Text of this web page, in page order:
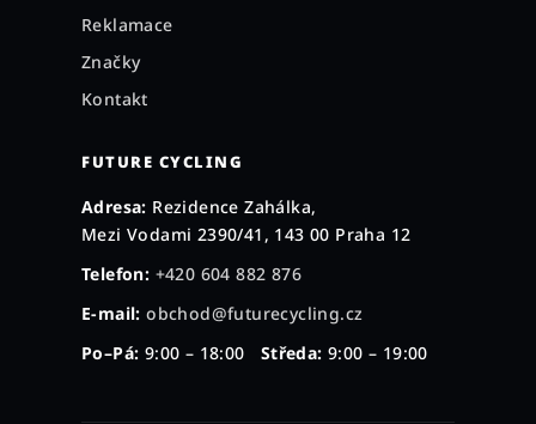
Reklamace
Značky
Kontakt
FUTURE CYCLING
Adresa: Rezidence Zahálka,
Mezi Vodami 2390/41, 143 00 Praha 12
Telefon: +420 604 882 876
E-mail: obchod@futurecycling.cz
Po–Pá: 9:00 – 18:00 Středa: 9:00 – 19:00